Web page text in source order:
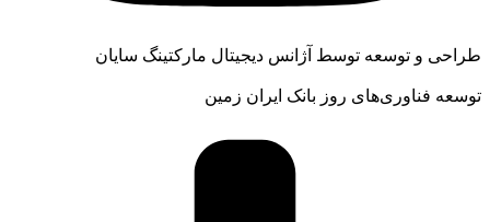
طراحی و توسعه توسط آژانس دیجیتال مارکتینگ سایان
توسعه فناوری‌های روز بانک ایران زمین